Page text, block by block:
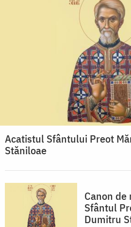
Acatistul Sfântului Preot
Stăniloae
Canon
Sfântul
Dumitru